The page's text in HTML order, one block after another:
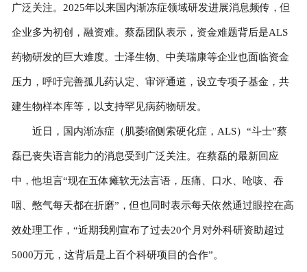
在线留言
联系我们
广泛关注。2025年以来国内渐冻症领域研发进展消息频传，但
企业多为初创，融资难。蔡磊团队表示，资金难题背后是ALS
药物研发的巨大难度。士泽生物、中美瑞康等企业也面临资金
压力，呼吁完善孤儿药认定、审评通道，设立专项子基金，共
建生物样本库等，以支持罕见病药物研发。
近日，国内渐冻症（肌萎缩侧索硬化症，ALS）“斗士”蔡
磊已丧失语言能力的消息受到广泛关注。在蔡磊的最新回应
中，他坦言“现在五体瘫软无法言语，压痛、口水、呛咳、吞
咽、憋气每天都在折磨”，但也同时表示每天依然通过眼控在高
效处理工作，“近期我刚宣布了过去20个月对外科研资助超过
5000万元，这背后是上百个科研项目的合作”。